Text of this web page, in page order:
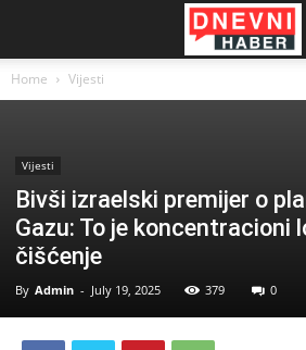
Home Vijesti
Vijesti
Bivši izraelski premijer o
Gazu: To je koncentracioni
čišćenje
By Admin - July 19, 2025 379 0